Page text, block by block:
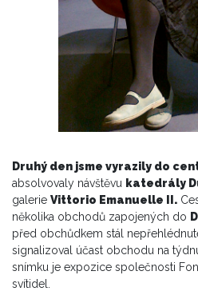
Druhý den jsme vyrazily do
absolvovaly návštěvu katedrály
galerie Vittorio Emanuelle II.
několika obchodů zapojených do
před obchůdkem stál
signalizoval účast obchodu na
snímku je expozice společnosti
svítidel.